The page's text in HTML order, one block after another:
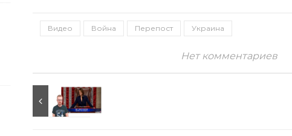
Видео Война Перепост Украина
Нет комментариев